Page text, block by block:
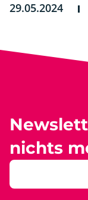
29.05.2024
nichts